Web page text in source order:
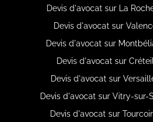
Devis d'avocat sur La
Devis d'avocat sur
Devis d'avocat sur
Devis d'avocat sur
Devis d'avocat sur
Devis d'avocat sur Vitry-sur-
Devis d'avocat sur